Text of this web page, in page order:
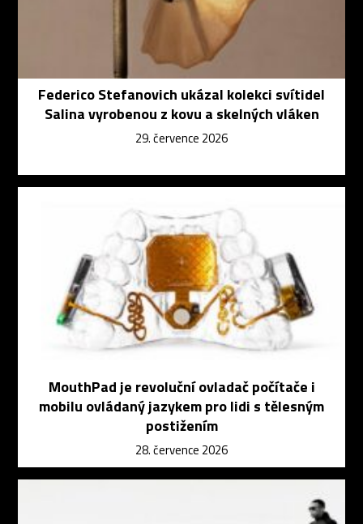
Federico Stefanovich ukázal kolekci svítidel
Salina vyrobenou z kovu a skelných vláken
29. července 2026
MouthPad je revoluční ovladač počítače i
mobilu ovládaný jazykem pro lidi s tělesným
postižením
28. července 2026